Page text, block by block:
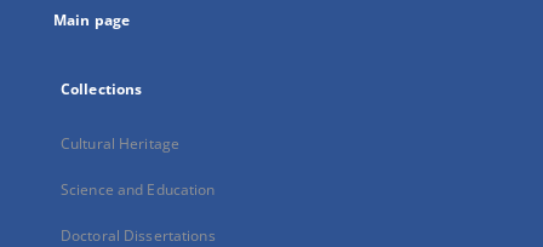
Main page
Collections
Cultural Heritage
Science and Education
Doctoral Dissertations